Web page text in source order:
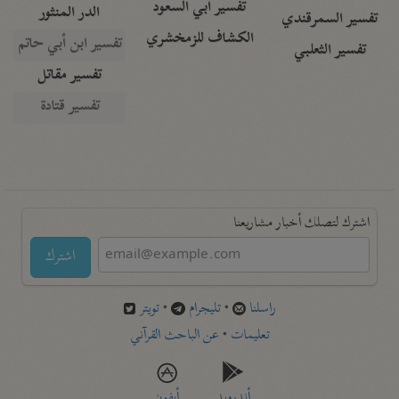
تفسير السمرقندي
تفسير الثعلبي
تفسير أبي السعود
الكشاف للزمخشري
الدر المنثور
تفسير ابن أبي حاتم
تفسير مقاتل
تفسير قتادة
اشترك لتصلك أخبار مشاريعنا
اشترك
راسلنا •تليجرام •تويتر
تعليمات •عن الباحث القرآني